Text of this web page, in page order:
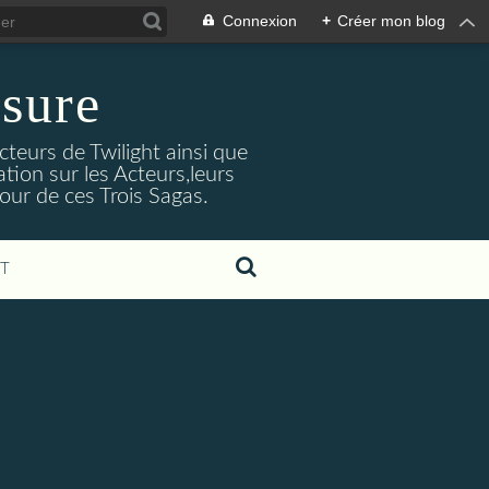
Connexion + Créer mon blog
de Twilight ainsi que
sur les Acteurs,leurs
de ces Trois Sagas.